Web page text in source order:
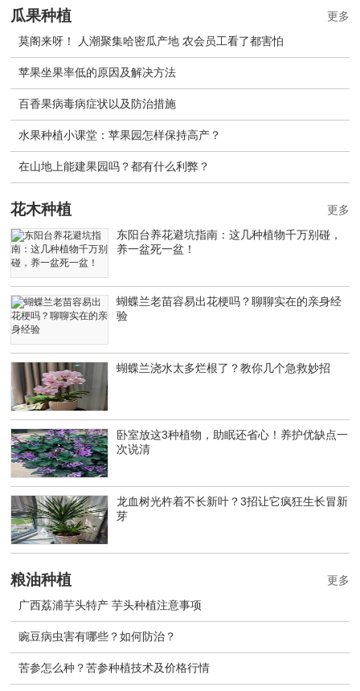
瓜果种植
莫阁来呀！ 人潮聚集哈密瓜产地 农会员工看了都害怕
苹果坐果率低的原因及解决方法
百香果病毒病症状以及防治措施
水果种植小课堂：苹果园怎样保持高产？
在山地上能建果园吗？都有什么利弊？
更多
花木种植
东阳台养花避坑指南：这几种植物千万别碰，
养一盆死一盆！
蝴蝶兰老苗容易出花梗吗？聊聊实在的亲身经
验
蝴蝶兰浇水太多烂根了？教你几个急救妙招
卧室放这3种植物，助眠还省心！养护优缺点一
次说清
龙血树光杵着不长新叶？3招让它疯狂生长冒新
芽
更多
粮油种植
广西荔浦芋头特产 芋头种植注意事项
豌豆病虫害有哪些？如何防治？
苦参怎么种？苦参种植技术及价格行情
更多